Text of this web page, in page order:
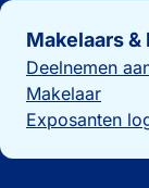
Belangrijke links
Makelaars &
Deelnemen
Makelaar
Exposanten